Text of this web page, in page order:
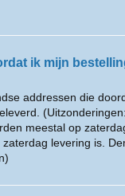
ik mijn
addressen die
meestal op
levering is.